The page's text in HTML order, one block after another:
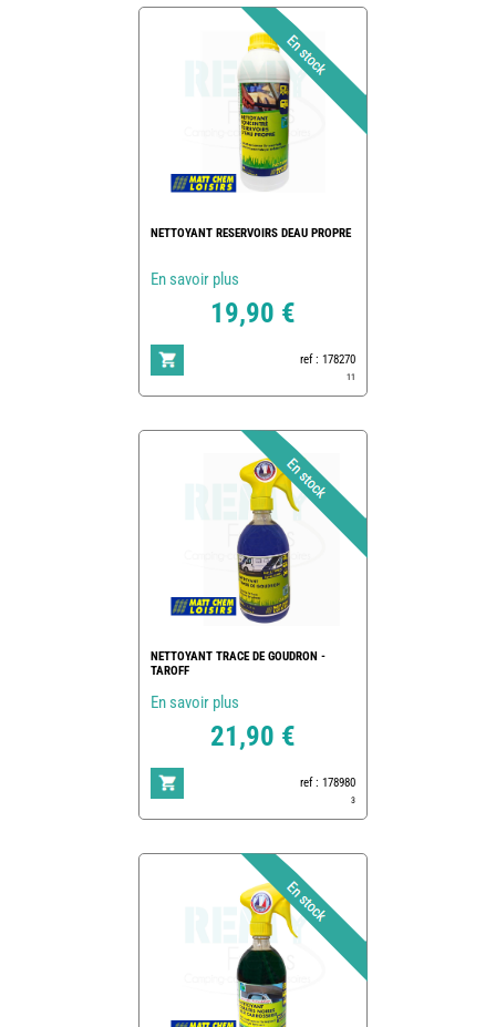
NETTOYANT RESERVOIRS DEAU PROPRE
En savoir plus
19,90 €
ref : 178270
11
NETTOYANT TRACE DE GOUDRON -
TAROFF
En savoir plus
21,90 €
ref : 178980
3